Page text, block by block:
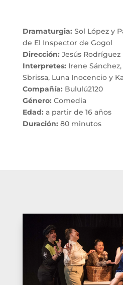
Dramaturgia: Sol López y
de El Inspector de Gogol
Dirección: Jesús Rodríguez
Interpretes: Irene
Sbrissa, Luna Inocencio y
Compañía: Bululú2120
Género: Comedia
Edad: a partir de 16 años
Duración: 80 minutos